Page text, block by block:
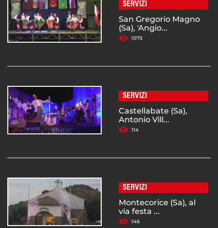
SERVIZI
San Gregorio Magno
(Sa), 'Angio...
1075
SERVIZI
Castellabate (Sa),
Antonio Vill...
114
SERVIZI
Montecorice (Sa), al
via festa ...
146